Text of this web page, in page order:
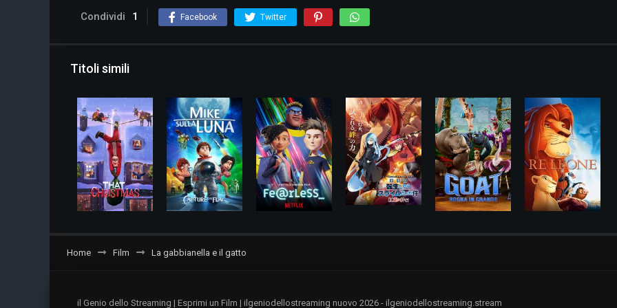
Condividi 1 Facebook Twitter
Titoli simili
Home Film La gabbianella e il gatto
il Genio dello Streaming | Esprimi un Film | ilgeniodellostreaming nuovo 2026 - ilgeniodellostreaming.stream